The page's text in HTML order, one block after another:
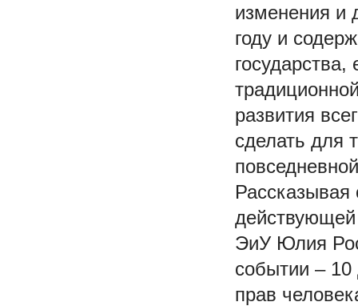
изменения и
году и
развития
сделать для
ЭиУ Юлия
событии –
прав